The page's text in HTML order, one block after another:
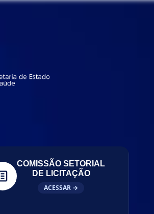
COMISSÃO SETORIAL
DE LICITAÇÃO
ACESSAR →